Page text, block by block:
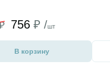
756 ₽ /шт
В корзину